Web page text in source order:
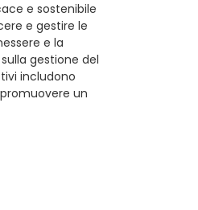
e sostenibile
e gestire le
e la
gestione del
includono
un